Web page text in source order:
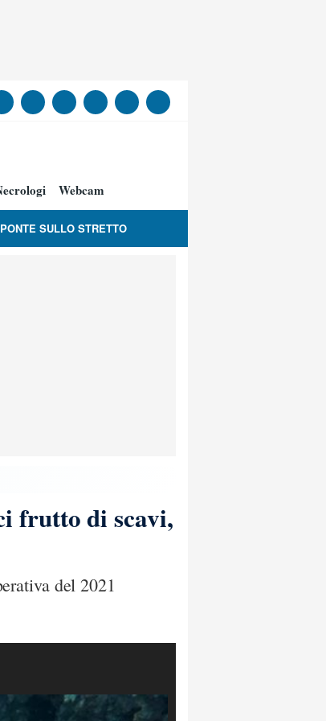
Webcam
PONTE SULLO STRETTO
frutto di scavi,
del 2021